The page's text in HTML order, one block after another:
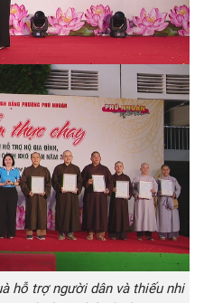
hỗ trợ người dân và thiếu nhi